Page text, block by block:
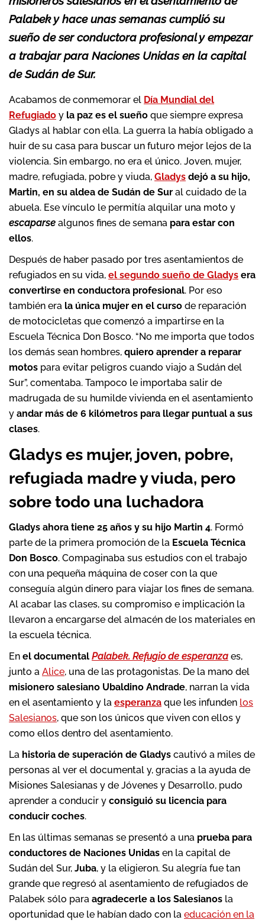
Palabek y hace unas semanas cumplió su
sueño de ser conductora profesional y empezar
a trabajar para Naciones Unidas en la capital
de Sudán de Sur.
Acabamos de conmemorar el Día Mundial del
Refugiado y la paz es el sueño que siempre expresa
Gladys al hablar con ella. La guerra la había obligado a
huir de su casa para buscar un futuro mejor lejos de la
violencia. Sin embargo, no era el único. Joven, mujer,
madre, refugiada, pobre y viuda, Gladys dejó a su hijo,
Martin, en su aldea de Sudán de Sur al cuidado de la
abuela. Ese vínculo le permitía alquilar una moto y
escaparse algunos fines de semana para estar con
ellos.
Después de haber pasado por tres asentamientos de
refugiados en su vida, el segundo sueño de Gladys era
convertirse en conductora profesional. Por eso
también era la única mujer en el curso de reparación
de motocicletas que comenzó a impartirse en la
Escuela Técnica Don Bosco. “No me importa que todos
los demás sean hombres, quiero aprender a reparar
motos para evitar peligros cuando viajo a Sudán del
Sur”, comentaba. Tampoco le importaba salir de
madrugada de su humilde vivienda en el asentamiento
y andar más de 6 kilómetros para llegar puntual a sus
clases.
Gladys es mujer, joven, pobre,
refugiada madre y viuda, pero
sobre todo una luchadora
Gladys ahora tiene 25 años y su hijo Martin 4. Formó
parte de la primera promoción de la Escuela Técnica
Don Bosco. Compaginaba sus estudios con el trabajo
con una pequeña máquina de coser con la que
conseguía algún dinero para viajar los fines de semana.
Al acabar las clases, su compromiso e implicación la
llevaron a encargarse del almacén de los materiales en
la escuela técnica.
En el documental Palabek. Refugio de esperanza es,
junto a Alice, una de las protagonistas. De la mano del
misionero salesiano Ubaldino Andrade, narran la vida
en el asentamiento y la esperanza que les infunden los
Salesianos, que son los únicos que viven con ellos y
como ellos dentro del asentamiento.
La historia de superación de Gladys cautivó a miles de
personas al ver el documental y, gracias a la ayuda de
Misiones Salesianas y de Jóvenes y Desarrollo, pudo
aprender a conducir y consiguió su licencia para
conducir coches.
En las últimas semanas se presentó a una prueba para
conductores de Naciones Unidas en la capital de
Sudán del Sur, Juba, y la eligieron. Su alegría fue tan
grande que regresó al asentamiento de refugiados de
Palabek sólo para agradecerle a los Salesianos la
oportunidad que le habían dado con la educación en la